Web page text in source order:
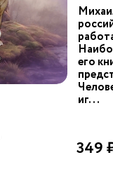
его
иг...
349